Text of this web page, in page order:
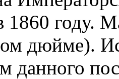
1860 году.
дюйме).
данного